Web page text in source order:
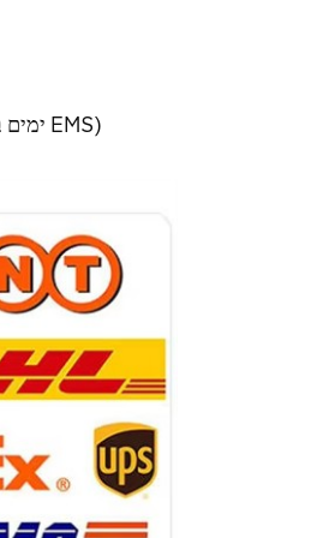
באמצעות משלוח אקספרס (3-7 ימים באמצעות DHL, UPS, TNT, FEDEX; 5-10 ימים באמצעות EMS)